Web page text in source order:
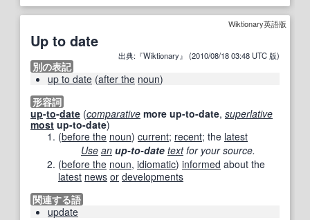
Wiktionary英語版
Up to date
出典:『Wiktionary』 (2010/08/18 03:48 UTC 版)
別の表記
up to date (after the noun)
形容詞
up-to-date (comparative more up-to-date, superlative
most up-to-date)
(before the noun) current; recent; the latest
Use an up-to-date textfor your source.
(before the noun, idiomatic) informed about the
latest news or developments
関連する語
update